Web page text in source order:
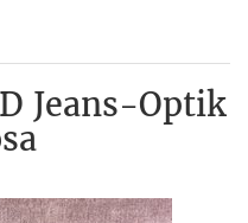
Jeans-Optik